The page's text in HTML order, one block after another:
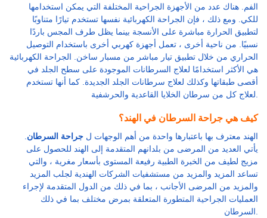
الفم. هناك عدد من الأجهزة الجراحية المختلفة التي يمكن استخدامها
للكي. ومع ذلك ، فإن الجراحة الكهربائية نفسها تستخدم تيارًا متناوبًا
لتطبيق الحرارة مباشرة على الأنسجة بينما يظل طرف المجس باردًا
نسبيًا. من ناحية أخرى ، تعمل أجهزة كهربي أخرى باستخدام التوصيل
الحراري من خلال تطبيق تيار مباشر من مسبار ساخن. الجراحة الكهربائية
هي الأكثر استخدامًا لعلاج السرطانات الموجودة على سطح الجلد في
أقصى طبقاتها وكذلك لعلاج سرطانات الجلد الجديدة. كما أنها تستخدم
لعلاج كل من سرطان الخلايا القاعدية والحرشفية.
كيف هي جراحة السرطان في الهند؟
الهند معترف بها باعتبارها واحدة من أهم الوجهات ل جراحة السرطان
يأتي العديد من المرضى من بلدانهم المتقدمة إلى الهند للحصول على
مزيج لطيف من الخبرة الطبية رفيعة المستوى بأسعار مغرية ، والتي
تساعد المزيد والمزيد من مستشفيات الشركات الهندية لجلب المزيد
والمزيد من المرضى الأجانب ، بما في ذلك من الدول المتقدمة لإجراء
العمليات الجراحية المتطورة المتعلقة بمرض مختلف بما في ذلك